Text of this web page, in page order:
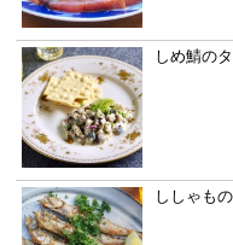
しめ鯖の
ししゃも